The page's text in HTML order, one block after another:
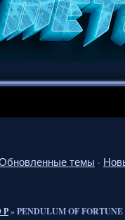
темы ·
P»PENDULUM OF FORTUNE